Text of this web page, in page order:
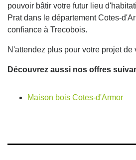
pouvoir bâtir votre futur lieu
Prat dans le département Cotes-
confiance à Trecobois.
N'attendez plus pour votre projet de
Découvrez aussi nos offres
Maison bois Cotes-d'Armor